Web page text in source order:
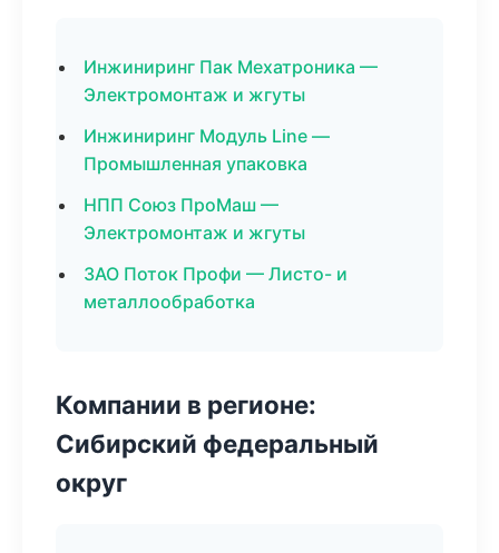
Инжиниринг Пак Мехатроника —
Электромонтаж и жгуты
Инжиниринг Модуль Line —
Промышленная упаковка
НПП Союз ПроМаш —
Электромонтаж и жгуты
ЗАО Поток Профи — Листо- и
металлообработка
Компании в регионе:
Сибирский федеральный
округ